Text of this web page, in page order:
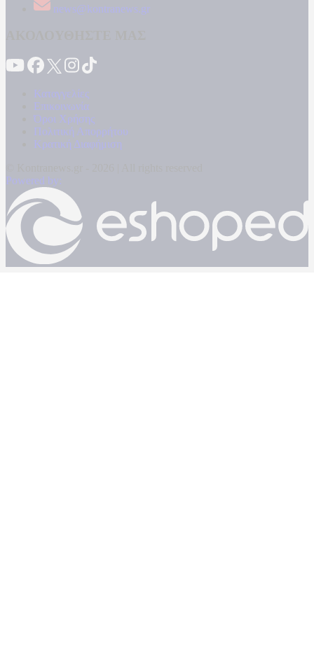
news@kontranews.gr
Καταγγελίες
Επικοινωνία
Όροι Χρήσης
Πολιτική Απορρήτου
Κρατική Διαφήμιση
Powered by: